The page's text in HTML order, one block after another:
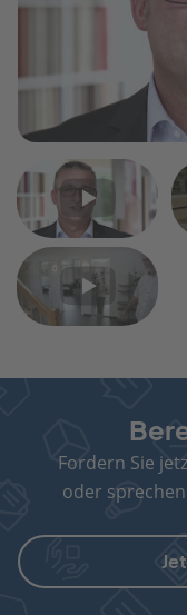
Video
1
Video
4
Fordern Sie
oder